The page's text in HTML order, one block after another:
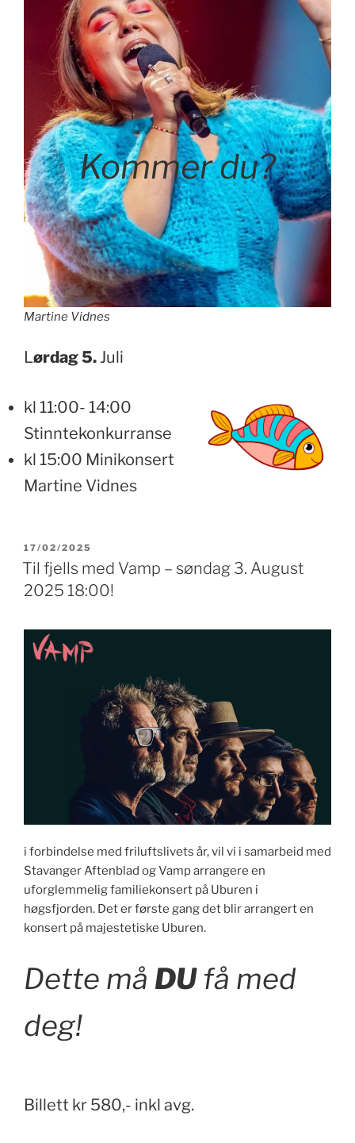
Kommer du?
Martine Vidnes
Lørdag 5. Juli
kl 11:00- 14:00
Stinntekonkurranse
kl 15:00 Minikonsert
Martine Vidnes
PUBLISERT
17/02/2025
Til fjells med Vamp – søndag 3. August
2025 18:00!
i forbindelse med friluftslivets år, vil vi i samarbeid med
Stavanger Aftenblad og Vamp arrangere en
uforglemmelig familiekonsert på Uburen i
høgsfjorden. Det er første gang det blir arrangert en
konsert på majestetiske Uburen.
Dette må DUfå med
deg!
Billett kr 580,- inkl avg.